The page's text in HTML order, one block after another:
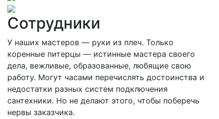
Сотрудники
У наших мастеров — руки из плеч. Только
коренные питерцы — истинные мастера своего
дела, вежливые, образованные, любящие свою
работу. Могут часами перечислять достоинства и
недостатки разных систем подключения
сантехники. Но не делают этого, чтобы поберечь
нервы заказчика.